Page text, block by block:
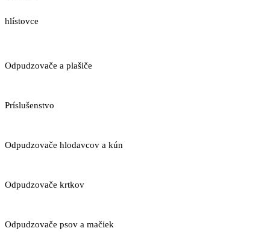
hlístovce
Odpudzovače a plašiče
Príslušenstvo
Odpudzovače hlodavcov a kún
Odpudzovače krtkov
Odpudzovače psov a mačiek